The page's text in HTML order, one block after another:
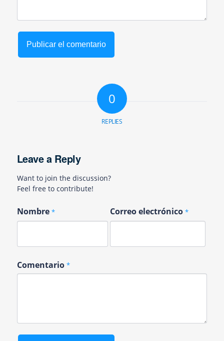
0
REPLIES
Leave a Reply
Want to join the discussion?
Feel free to contribute!
Nombre * Correo electrónico*
Comentario *